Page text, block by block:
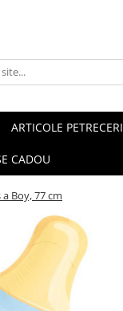
ARTICOLE PETRECERI
CADOU
Boy, 77 cm